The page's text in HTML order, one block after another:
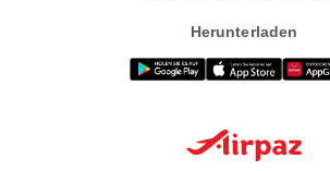
Herunterladen